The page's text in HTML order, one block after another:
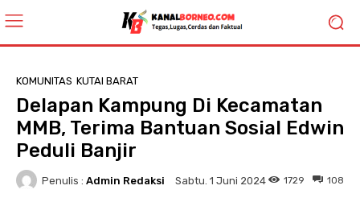
KOMUNITAS KUTAI BARAT
Delapan Kampung Di Kecamatan
MMB, Terima Bantuan Sosial Edwin
Peduli Banjir
Penulis : Admin Redaksi Sabtu. 1 Juni 2024 108
1729